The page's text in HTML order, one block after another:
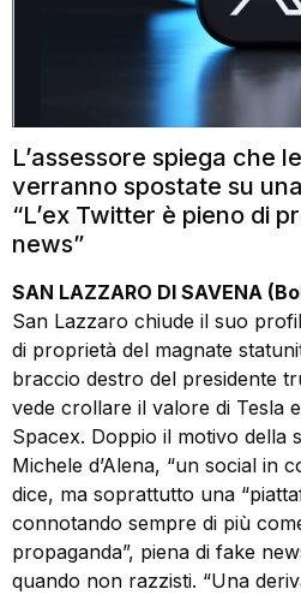
L’assessore spiega che
verranno spostate su
“L’ex Twitter è pieno di
news”
SAN LAZZARO DI SAVENA
San Lazzaro chiude il suo
di proprietà del magnate
braccio destro del presidente
vede crollare il valore di Tesla
Spacex. Doppio il motivo della
Michele d’Alena, “un social in
dice, ma soprattutto una
connotando sempre di più
propaganda”, piena di fake
quando non razzisti. “Una